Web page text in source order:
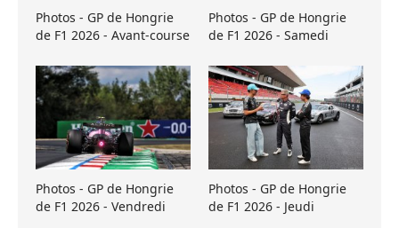
Photos - GP de Hongrie
de F1 2026 - Avant-course
Photos - GP de Hongrie
de F1 2026 - Samedi
Photos - GP de Hongrie
de F1 2026 - Vendredi
Photos - GP de Hongrie
de F1 2026 - Jeudi